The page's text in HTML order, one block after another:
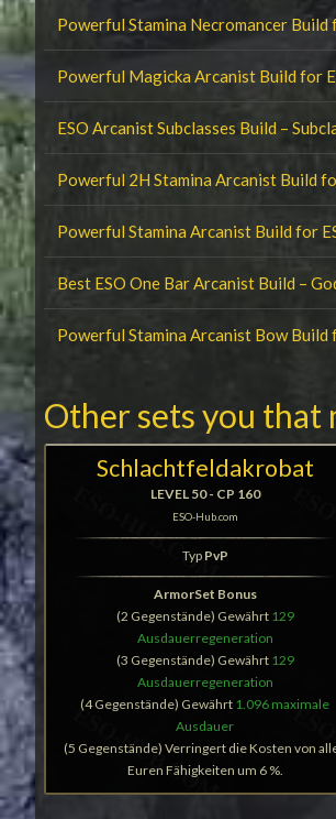
Powerful Stamina Necromancer Build
Powerful Magicka Arcanist Build for
ESO Arcanist Subclasses Build –
Powerful 2H Stamina Arcanist Build
Powerful Stamina Arcanist Build for
Best ESO One Bar Arcanist Build –
Powerful Stamina Arcanist Bow Build
Other sets you
Schlachtfeldakrobat
LEVEL 50 - CP 160
ESO-Hub.com
Typ PvP
ArmorSet Bonus
(2 Gegenstände) Gewährt 129
Ausdauerregeneration
(3 Gegenstände) Gewährt 129
Ausdauerregeneration
(4 Gegenstände) Gewährt 1.096 maximale
Ausdauer
(5 Gegenstände) Verringert die Kosten von
Euren Fähigkeiten um 6 %.